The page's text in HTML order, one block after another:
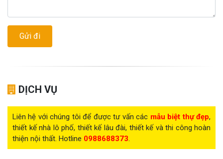
DỊCH VỤ
Liên hệ với chúng tôi để được tư vấn các mẫu biệt thự đẹp,
thiết kế nhà lô phố, thiết kế lâu đài, thiết kế và thi công hoàn
thiện nội thất. Hotline 0988688373.